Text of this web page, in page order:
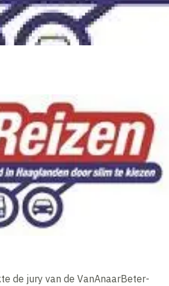
de jury van de VanAnaarBeter-